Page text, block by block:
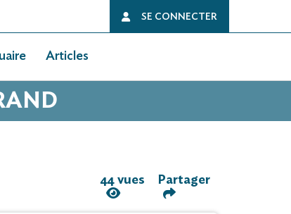
SE CONNECTER
Articles
44 vues Partager